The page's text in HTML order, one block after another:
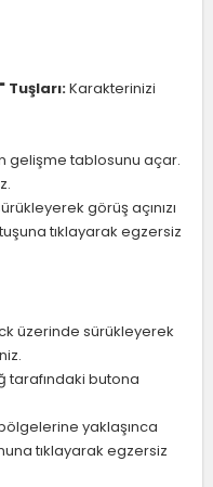
Tuşları:Karakterinizi
gelişme tablosunu açar.
görüş açınızı
tıklayarak egzersiz
üzerinde sürükleyerek
tarafındaki butona
yaklaşınca
tıklayarak egzersiz